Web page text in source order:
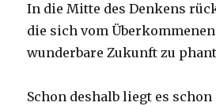
In die Mitte des Denkens
die sich vom
wunderbare Zukunft zu
Schon deshalb liegt es